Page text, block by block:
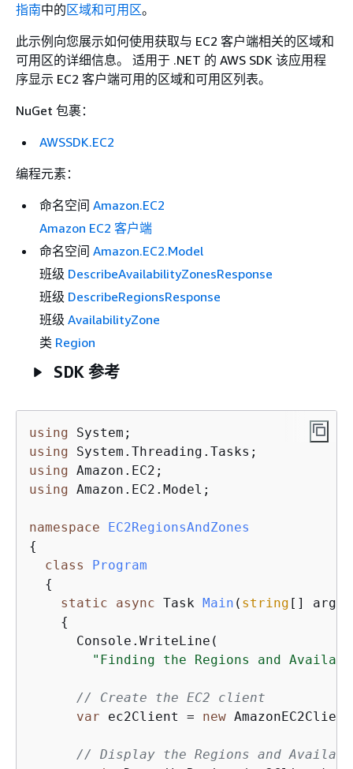
指南中的区域和可用区。
此示例向您展示如何使用获取与 EC2 客户端相关的区域和
可用区的详细信息。 适用于 .NET 的 AWS SDK 该应用程
序显示 EC2 客户端可用的区域和可用区列表。
NuGet 包裹：
AWSSDK.EC2
编程元素：
命名空间 Amazon.EC2
Amazon EC2 客户端
命名空间 Amazon.EC2.Model
班级 DescribeAvailabilityZonesResponse
班级 DescribeRegionsResponse
班级 AvailabilityZone
类 Region
SDK 参考
using
using
using
using Amazon.EC2.Model;
namespace
EC2RegionsAndZones
{
class
Program
{
static
async Task Main ( string [] args
{
      Console.WriteLine(
"Finding the Regions and
// Create the EC2 client
var ec2Client = new
// Display the Regions and